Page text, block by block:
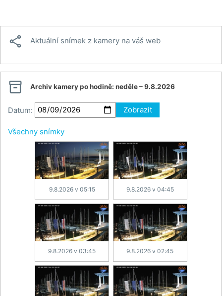
 Aktuální snímek z kamery na váš web
 Archiv kamery po hodině: neděle – 9.8.2026
Datum: Zobrazit
Všechny snímky
9.8.2026 v 05:15 9.8.2026 v 04:45
9.8.2026 v 03:45 9.8.2026 v 02:45